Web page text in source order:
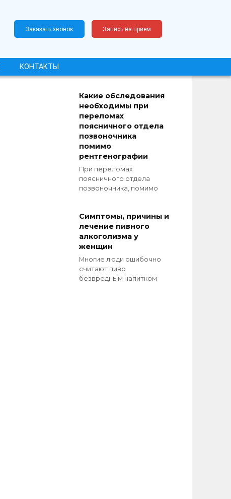
Заказать звонок Запись на прием
КОНТАКТЫ
Какие обследования
необходимы при
переломах
поясничного отдела
позвоночника
помимо
рентгенографии
При переломах
поясничного отдела
позвоночника, помимо
Симптомы, причины и
лечение пивного
алкоголизма у
женщин
Многие люди ошибочно
считают пиво
безвредным напитком